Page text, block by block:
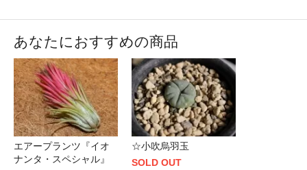
あなたにおすすめの商品
エアープランツ『イオ
ナンタ・スペシャル』
☆小吹烏羽玉
SOLD OUT